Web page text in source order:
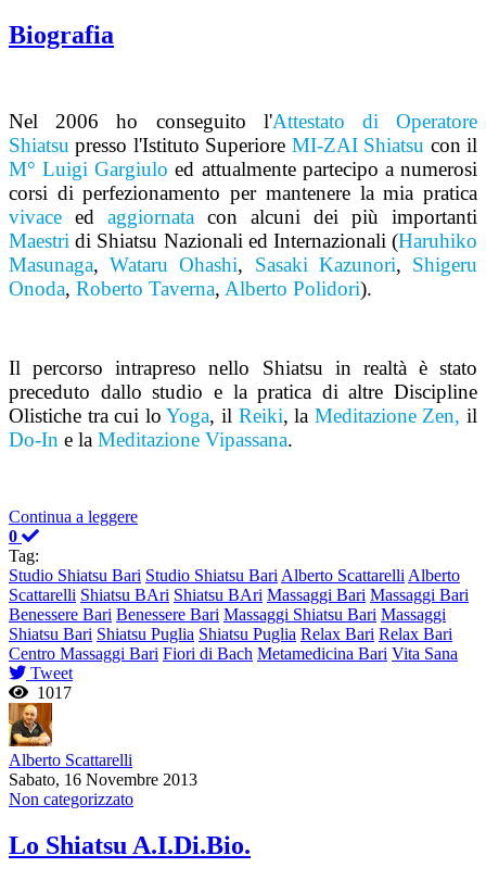
Biografia
Nel 2006 ho conseguito l'Attestato di Operatore
Shiatsu presso l'Istituto Superiore MI-ZAI Shiatsu con il
M° Luigi Gargiulo ed attualmente partecipo a numerosi
corsi di perfezionamento per mantenere la mia pratica
vivace ed aggiornata con alcuni dei più importanti
Maestri di Shiatsu Nazionali ed Internazionali (Haruhiko
Masunaga,Wataru Ohashi, Sasaki Kazunori, Shigeru
Onoda, Roberto Taverna, Alberto Polidori).
Il percorso intrapreso nello Shiatsu in realtà è stato
preceduto dallo studio e la pratica di altre Discipline
Olistiche tra cui loYoga, il Reiki, la Meditazione Zen,il
Do-In e la Meditazione Vipassana.
Continua a leggere
0
Tag:
Studio Shiatsu Bari Studio Shiatsu Bari Alberto Scattarelli Alberto
Scattarelli Shiatsu BAri Shiatsu BAri Massaggi Bari Massaggi Bari
Benessere Bari Benessere Bari Massaggi Shiatsu Bari Massaggi
Shiatsu Bari Shiatsu Puglia Shiatsu Puglia Relax Bari Relax Bari
Centro Massaggi Bari Fiori di Bach Metamedicina Bari Vita Sana
Tweet
1017
Alberto Scattarelli
Sabato, 16 Novembre 2013
Non categorizzato
Lo Shiatsu A.I.Di.Bio.